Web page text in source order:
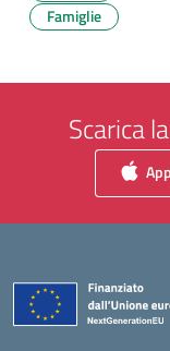
Famiglie
Scarica